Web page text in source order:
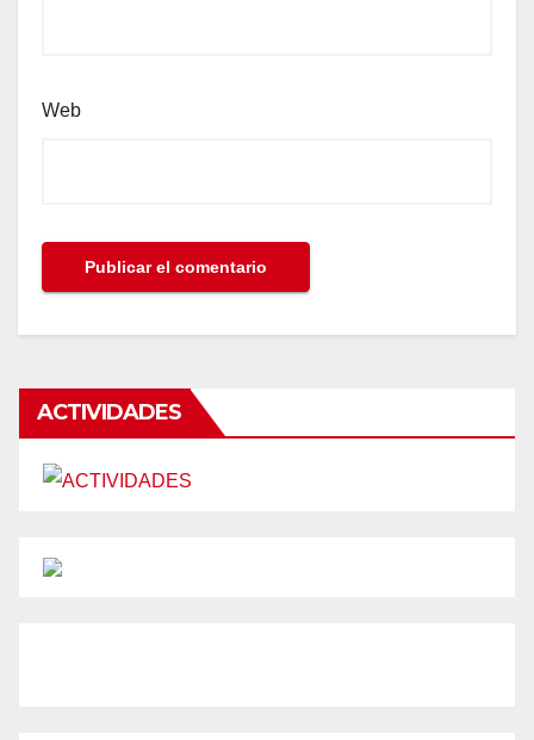
Web
ACTIVIDADES